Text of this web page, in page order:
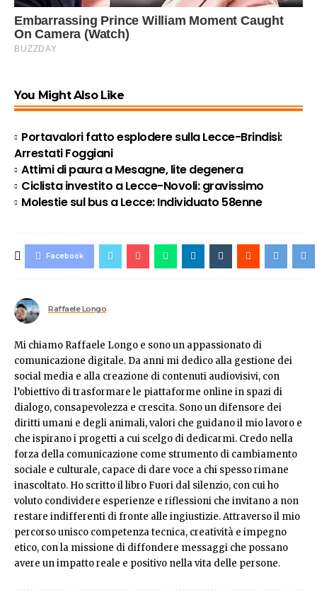
You Might Also Like
Portavalori fatto esplodere sulla Lecce-Brindisi:
Arrestati Foggiani
Attimi di paura a Mesagne, lite degenera
Ciclista investito a Lecce-Novoli: gravissimo
Molestie sul bus a Lecce: Individuato 58enne
Facebook
Raffaele Longo
Mi chiamo Raffaele Longo e sono un appassionato di
comunicazione digitale. Da anni mi dedico alla gestione dei
social media e alla creazione di contenuti audiovisivi, con
l’obiettivo di trasformare le piattaforme online in spazi di
dialogo, consapevolezza e crescita. Sono un difensore dei
diritti umani e degli animali, valori che guidano il mio lavoro e
che ispirano i progetti a cui scelgo di dedicarmi. Credo nella
forza della comunicazione come strumento di cambiamento
sociale e culturale, capace di dare voce a chi spesso rimane
inascoltato. Ho scritto il libro Fuori dal silenzio, con cui ho
voluto condividere esperienze e riflessioni che invitano a non
restare indifferenti di fronte alle ingiustizie. Attraverso il mio
percorso unisco competenza tecnica, creatività e impegno
etico, con la missione di diffondere messaggi che possano
avere un impatto reale e positivo nella vita delle persone.